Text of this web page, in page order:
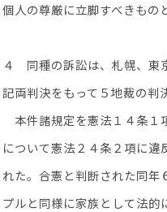
個人の尊厳に立脚すべきもの
４ 同種の訴訟は、札幌、東
記両判決をもって５地裁の判
本件諸規定を憲法１４条１
について憲法２４条２項に
れた。合憲と判断された同年
プルと同様に家族として法